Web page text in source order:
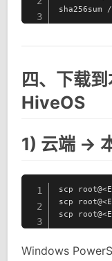
3
四、下载
HiveOS
1) 云端 ->
1
2
3
scp
scp
scp
Windows